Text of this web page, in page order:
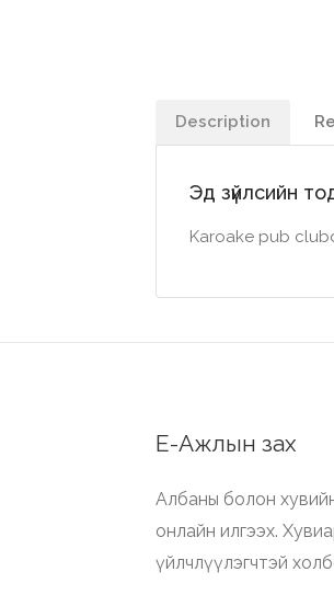
Description
Эд зүйлсийн
Karoake pub
Е-Ажлын зах
Албаны болон
онлайн илгээх.
үйлчлүүлэгчтэй